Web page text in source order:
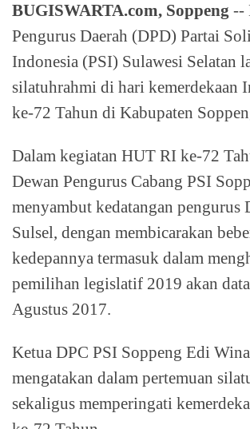
BUGISWARTA.com, Soppeng --
Pengurus Daerah (DPD) Partai
Indonesia (PSI) Sulawesi Selatan
silatuhrahmi di hari kemerdekaan
ke-72 Tahun di Kabupaten
Dalam kegiatan HUT RI ke-72
Dewan Pengurus Cabang PSI
menyambut kedatangan pengurus
Sulsel, dengan membicarakan
kedepannya termasuk dalam
pemilihan legislatif 2019 akan
Agustus 2017.
Ketua DPC PSI Soppeng Edi
mengatakan dalam pertemuan
sekaligus memperingati